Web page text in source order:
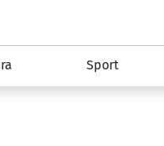
wroclaw.pl
Sport